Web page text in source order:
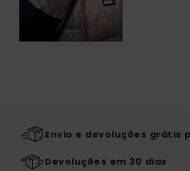
Envio e devoluções grátis
Devoluções em 30 dias